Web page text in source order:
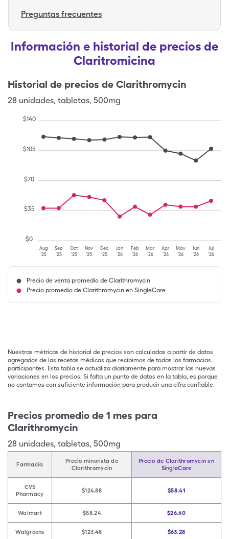
Preguntas frecuentes
Información e historial de precios de
Claritromicina
Historial de precios de Clarithromycin
28 unidades, tabletas, 500mg
Aug
'25
Sep
'25
Oct
'25
Nov
'25
Dec
'25
Jan
'26
Feb
'26
Mar
'26
Apr
'26
May
'26
Jun
'26
Jul
'26
$0
$35
$70
$105
$140
Precio de venta promedio de Clarithromycin
Precio promedio de Clarithromycin en SingleCare
Nuestras métricas de historial de precios son calculadas a partir de datos
agregados de las recetas médicas que recibimos de todas las farmacias
participantes. Esta tabla se actualiza diariamente para mostrar las nuevas
variaciones en los precios. Si falta un punto de datos en la tabla, es porque
no contamos con suficiente información para producir una cifra confiable.
Precios promedio de 1 mes para
Clarithromycin
28 unidades, tabletas, 500mg
Farmacia
Precio minorista de
Clarithromycin
Precio de Clarithromycin en
SingleCare
CVS
Pharmacy
$124.88 $58.41
Walmart $58.24 $26.60
Walgreens $123.48 $63.28